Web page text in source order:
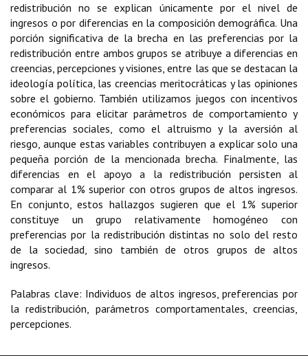
redistribución no se explican únicamente por el nivel de
ingresos o por diferencias en la composición demográfica. Una
porción significativa de la brecha en las preferencias por la
redistribución entre ambos grupos se atribuye a diferencias en
creencias, percepciones y visiones, entre las que se destacan la
ideología política, las creencias meritocráticas y las opiniones
sobre el gobierno. También utilizamos juegos con incentivos
económicos para elicitar parámetros de comportamiento y
preferencias sociales, como el altruismo y la aversión al
riesgo, aunque estas variables contribuyen a explicar solo una
pequeña porción de la mencionada brecha. Finalmente, las
diferencias en el apoyo a la redistribución persisten al
comparar al 1% superior con otros grupos de altos ingresos.
En conjunto, estos hallazgos sugieren que el 1% superior
constituye un grupo relativamente homogéneo con
preferencias por la redistribución distintas no solo del resto
de la sociedad, sino también de otros grupos de altos
ingresos.
Palabras clave: Individuos de altos ingresos, preferencias por
la redistribución, parámetros comportamentales, creencias,
percepciones.